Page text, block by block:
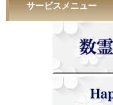
サービスメニュー